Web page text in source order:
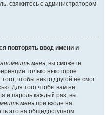
свяжитесь с администратором
повторять ввод имени и
меня, вы сможете
только некоторое
чтобы никто другой не смог
Для того чтобы вам не
и пароль каждый раз, вы
меня при входе на
это на общедоступном